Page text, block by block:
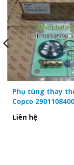
2901029850/
2901000201/
2901021100/
2902016100
2901162200
2901146300
2906095800
2901044800
2906056300
2906095700
Phụ tùng thay
Copco 2901108400
Liên hệ